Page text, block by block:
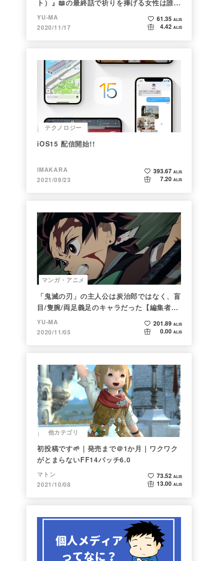
ト）』📖の最終話で祈りを捧げる女性は誰な
のか
YU-MA
2020/11/17
61.35 ALIS
4.42 ALIS
テクノロジー
iOS15 配信開始!!
IMAKARA
2021/09/23
393.67 ALIS
7.20 ALIS
マンガ・アニメ
「鬼滅の刃」の主人公は炭治郎ではなく、盲
目/隻腕/両足義足のキャラだった【編集者の
仕事ぶりに脱帽】
YU-MA
2020/11/05
201.89 ALIS
0.00 ALIS
他カテゴリ
初投稿です🌱｜発売まで＠1か月｜ワクワク
がとまらないFF14パッチ6.0
マトン
2021/10/08
73.52 ALIS
13.00 ALIS